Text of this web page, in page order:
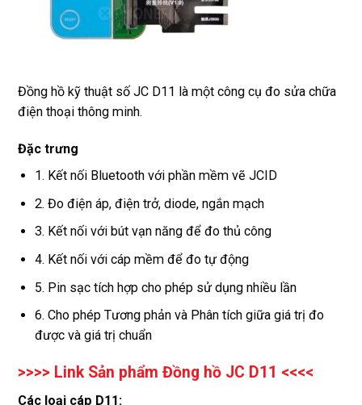
Đồng hồ kỹ thuật số JC D11 là một công cụ đo sửa chữa
điện thoại thông minh.
Đặc trưng
1. Kết nối Bluetooth với phần mềm vẽ JCID
2. Đo điện áp, điện trở, diode, ngắn mạch
3. Kết nối với bút vạn năng để đo thủ công
4. Kết nối với cáp mềm để đo tự động
5. Pin sạc tích hợp cho phép sử dụng nhiều lần
6. Cho phép Tương phản và Phân tích giữa giá trị đo
được và giá trị chuẩn
>>>> Link Sản phẩm Đồng hồ JC D11 <<<<
Các loại cáp D11: